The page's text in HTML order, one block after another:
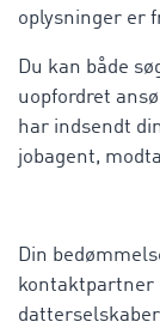
oplysninger er
Du kan både
uopfordret
har indsendt
jobagent,
Din
kontaktpartner